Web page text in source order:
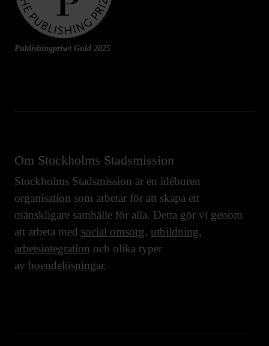
Publishingpriset Guld 2025
Om Stockholms Stadsmission
Stockholms Stadsmission är en idéburen
organisation som arbetar för att skapa ett
mänskligare samhälle för alla. Detta gör vi genom
att arbeta med social omsorg, utbildning,
arbetsintegration och olika typer
av boendelösningar.